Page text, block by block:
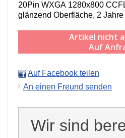
20Pin WXGA 1280x800
g länzend Oberfläche, 2
Artikel nicht
Auf
Auf Facebook teilen
An einen Freund senden
Wir sind